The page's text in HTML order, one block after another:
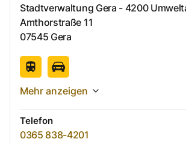
Stadtverwaltung Gera - 4200
Amthorstraße 11
07545 Gera
Mehr anzeigen
Telefon
0365 838-4201